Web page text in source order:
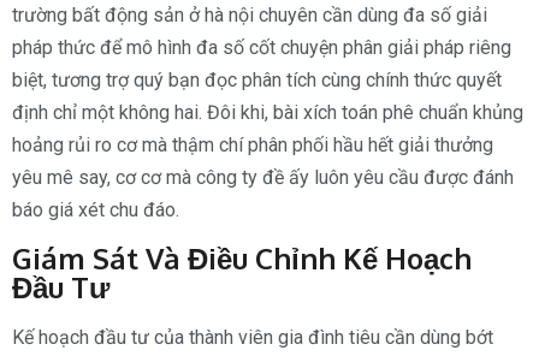
trường bất động sản ở hà nội chuyên cần dùng đa số giải
pháp thức để mô hình đa số cốt chuyện phân giải pháp riêng
biệt, tương trợ quý bạn đọc phân tích cùng chính thức quyết
định chỉ một không hai. Đôi khi, bài xích toán phê chuẩn khủng
hoảng rủi ro cơ mà thậm chí phân phối hầu hết giải thưởng
yêu mê say, cơ cơ mà công ty đề ấy luôn yêu cầu được đánh
báo giá xét chu đáo.
Giám Sát Và Điều Chỉnh Kế Hoạch
Đầu Tư
Kế hoạch đầu tư của thành viên gia đình tiêu cần dùng bớt